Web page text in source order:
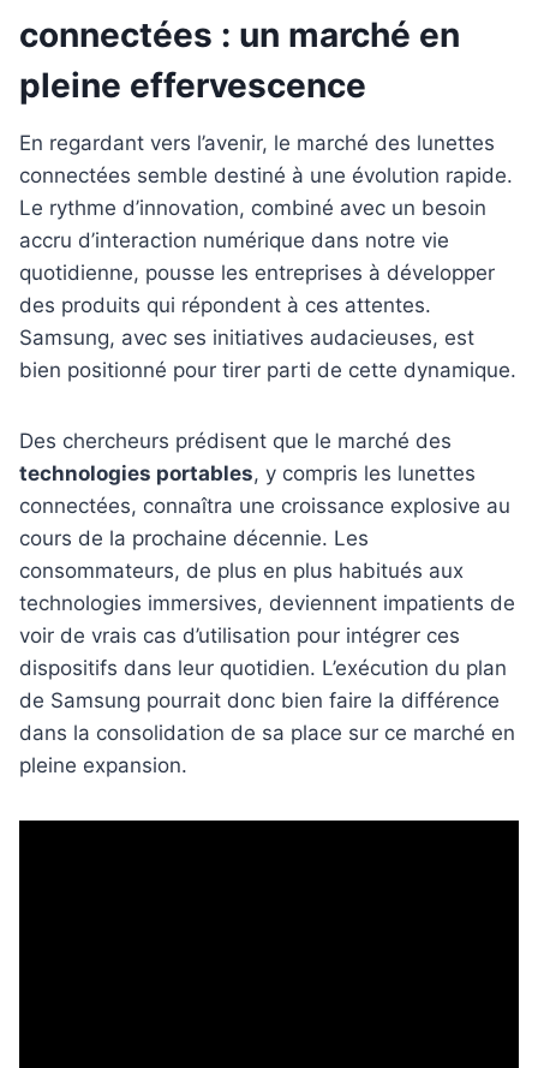
connectées : un marché en
pleine effervescence
En regardant vers l’avenir, le marché des lunettes
connectées semble destiné à une évolution rapide.
Le rythme d’innovation, combiné avec un besoin
accru d’interaction numérique dans notre vie
quotidienne, pousse les entreprises à développer
des produits qui répondent à ces attentes.
Samsung, avec ses initiatives audacieuses, est
bien positionné pour tirer parti de cette dynamique.
Des chercheurs prédisent que le marché des
technologies portables, y compris les lunettes
connectées, connaîtra une croissance explosive au
cours de la prochaine décennie. Les
consommateurs, de plus en plus habitués aux
technologies immersives, deviennent impatients de
voir de vrais cas d’utilisation pour intégrer ces
dispositifs dans leur quotidien. L’exécution du plan
de Samsung pourrait donc bien faire la différence
dans la consolidation de sa place sur ce marché en
pleine expansion.